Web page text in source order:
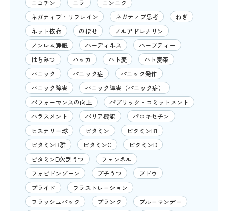
ニコチン ニラ
ニンニク
ネガティブ・リフレイン
ネガティブ思考
ねぎ
ネット依存
のぼせ
ノルアドレナリン
ノンレム睡眠
ハーディネス
ハーブティー
はちみつ
ハッカ ハト麦
ハト麦茶
パニック
パニック症
パニック発作
パニック障害
パニック障害（パニック症）
パフォーマンスの向上
パブリック・コミットメント
ハラスメント
バリア機能
パロキセチン
ヒステリー球
ビタミン
ビタミンB1
ビタミンB群
ビタミンC
ビタミンD
ビタミンD欠乏うつ
フェンネル
フォビドンゾーン
プチうつ
ブドウ
プライド
フラストレーション
フラッシュバック
プランク
ブルーマンデー